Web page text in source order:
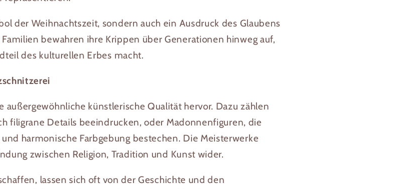
der Weihnachtszeit, sondern auch ein Ausdruck des Glaubens
bewahren ihre Krippen über Generationen hinweg auf,
des kulturellen Erbes macht.
außergewöhnliche künstlerische Qualität hervor. Dazu zählen
filigrane Details beeindrucken, oder Madonnenfiguren, die
harmonische Farbgebung bestechen. Die Meisterwerke
zwischen Religion, Tradition und Kunst wider.
lassen sich oft von der Geschichte und den